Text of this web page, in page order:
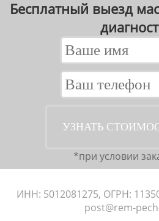
Бесплатный выезд мастера и
*при условии
ИНН: 5012081275, ОГРН:
post@rem-